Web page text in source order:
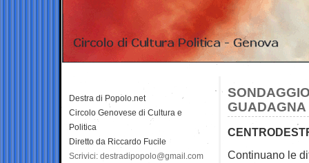
Continuano le
Destra di Popolo.net
Circolo Genovese di Cultura e
Politica
Diretto da Riccardo Fucile
Scrivici: destradipopolo@gmail.com